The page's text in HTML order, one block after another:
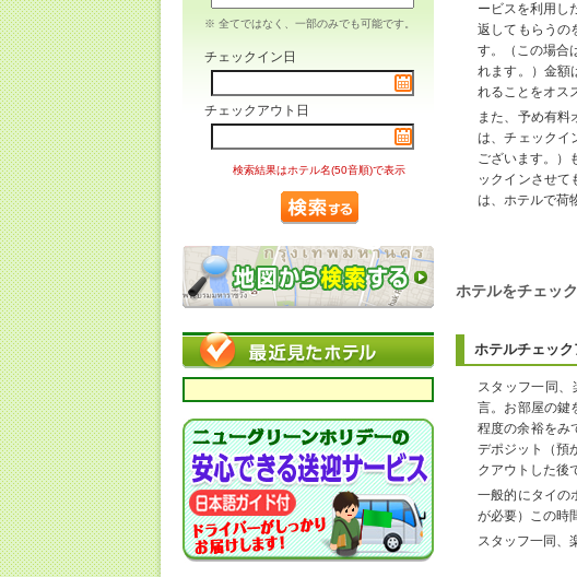
※ 全てではなく、一部のみでも可能です。
チェックイン日
チェックアウト日
検索結果はホテル名(50音順)で表示
ービスを利用し
返してもらうの
す。（この場合
れます。）金額
れることをオス
また、予め有
は、チェックイ
ございます。）
ックインさせて
は、ホテルで荷
ホテルをチェッ
ホテルチェック
スタッフ一同
言。お部屋の鍵
程度の余裕をみ
デポジット（預
クアウトした後
一般的にタイの
が必要）この時
スタッフ一同、